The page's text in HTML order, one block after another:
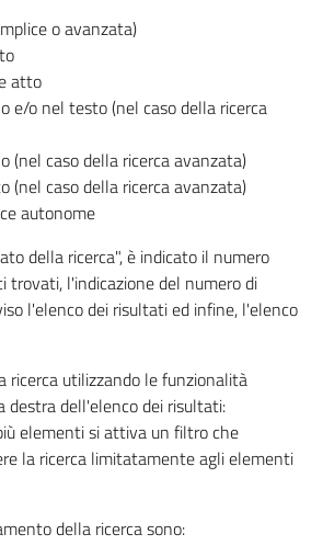
o avanzata)
atto
e/o nel testo (nel caso della ricerca
(nel caso della ricerca avanzata)
(nel caso della ricerca avanzata)
autonome
della ricerca", è indicato il numero
trovati, l'indicazione del numero di
l'elenco dei risultati ed infine, l'elenco
ricerca utilizzando le funzionalità
destra dell'elenco dei risultati:
elementi si attiva un filtro che
la ricerca limitatamente agli elementi
della ricerca sono: